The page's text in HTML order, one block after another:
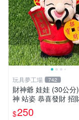
玩具夢工場 742
財神爺 娃娃 (30公分
神 站姿 恭喜發財 招
金元寶
$250